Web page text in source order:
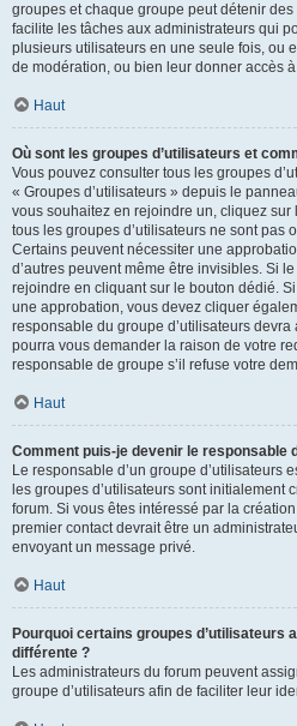
groupes et chaque groupe peut détenir
facilite les tâches aux administrateurs qui
plusieurs utilisateurs en une seule fois, ou
de modération, ou bien leur donner accès
Haut
Où sont les groupes d’utilisateurs et
Vous pouvez consulter tous les groupes
« Groupes d’utilisateurs » depuis le
vous souhaitez en rejoindre un, cliquez
tous les groupes d’utilisateurs ne sont pas
Certains peuvent nécessiter une
d’autres peuvent même être invisibles. Si
rejoindre en cliquant sur le bouton dédié.
une approbation, vous devez cliquer
responsable du groupe d’utilisateurs
pourra vous demander la raison de votre
responsable de groupe s’il refuse votre
Haut
Comment puis-je devenir le responsable
Le responsable d’un groupe d’utilisateurs
les groupes d’utilisateurs sont initialement
forum. Si vous êtes intéressé par la
premier contact devrait être un
envoyant un message privé.
Haut
Pourquoi certains groupes d’utilisateurs
différente ?
Les administrateurs du forum peuvent
groupe d’utilisateurs afin de faciliter leur